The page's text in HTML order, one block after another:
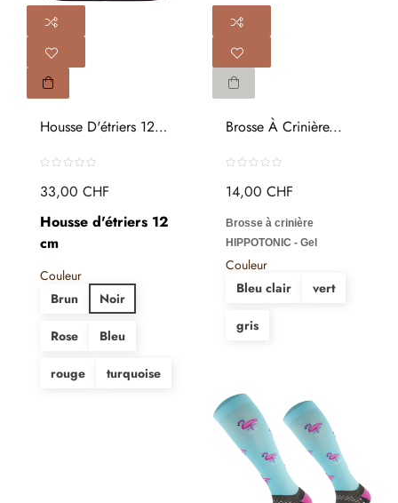
Housse D'étriers 12
33,00 CHF
Housse d'étriers 12
cm
Couleur
Brun
Noir
Rose Bleu
rouge turquoise
Brosse À Crinière...
14,00 CHF
Brosse à crinière
HIPPOTONIC - Gel
Couleur
Bleu clair
vert
gris